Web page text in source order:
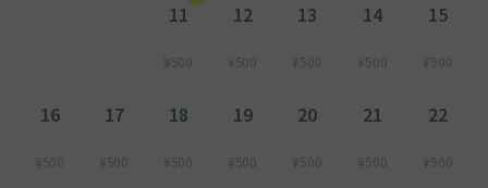
11
¥500
12
¥500
13
¥500
14
¥500
15
¥900
16
¥500
17
¥500
18
¥500
19
¥500
20
¥500
21
¥500
22
¥900